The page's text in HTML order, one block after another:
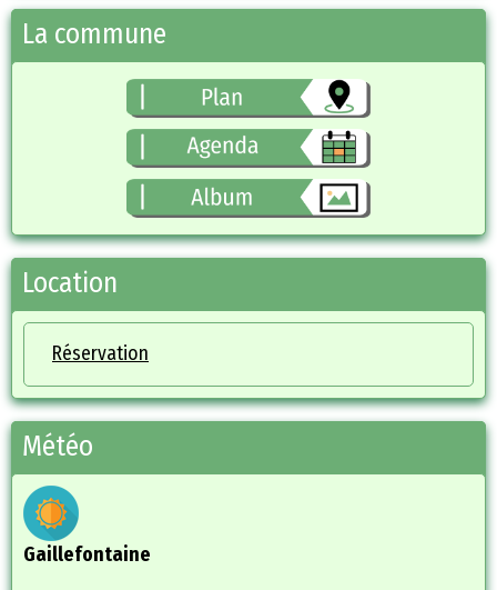
La commune
Location
Réservation
Météo
Gaillefontaine